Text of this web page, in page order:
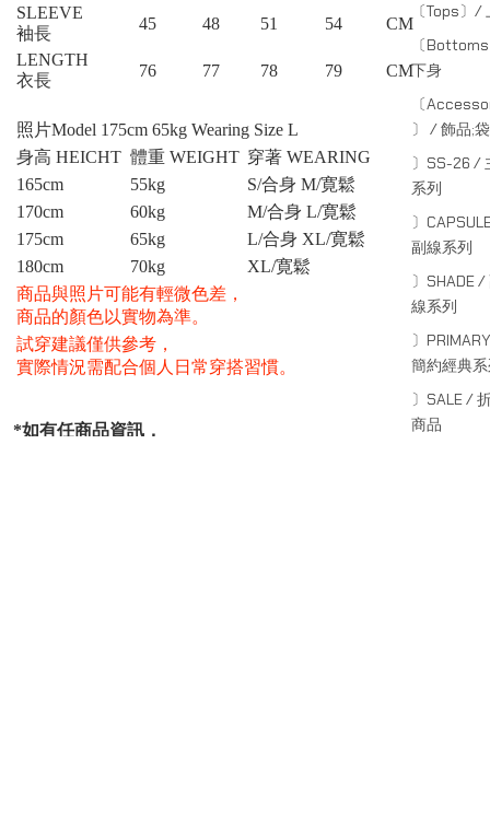
〔Tops〕/
〔
下身
〔
〕 / 飾品;袋
〕SS-26 /
系列
〕
副線系列
〕SHADE /
線系列
〕
簡約經典
〕SALE /
商品
SLEEVE
袖長
45 48 51 54
CM
LENGTH
衣長
76 77 78 79 CM
照片Model 175cm 65kg Wearing Size L
身高 HEICHT 體重 WEIGHT 穿著 WEARING
165cm
55kg
S/合身 M/寛鬆
170cm
60kg
M/合身 L/寛鬆
175cm
65kg
L/合身 XL/寛鬆
180cm
70kg XL/寛鬆
商品與照片可能有輕微色差，
商品的顏色以實物為準。
試穿建議僅供參考，
實際情況需配合個人日常穿搭習慣。
*如有任商品資訊，